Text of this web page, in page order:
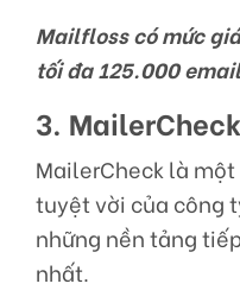
Mailfloss có mức
tối đa 125.000
3. MailerCheck
MailerCheck là
tuyệt vời của công
những nền tảng
nhất.